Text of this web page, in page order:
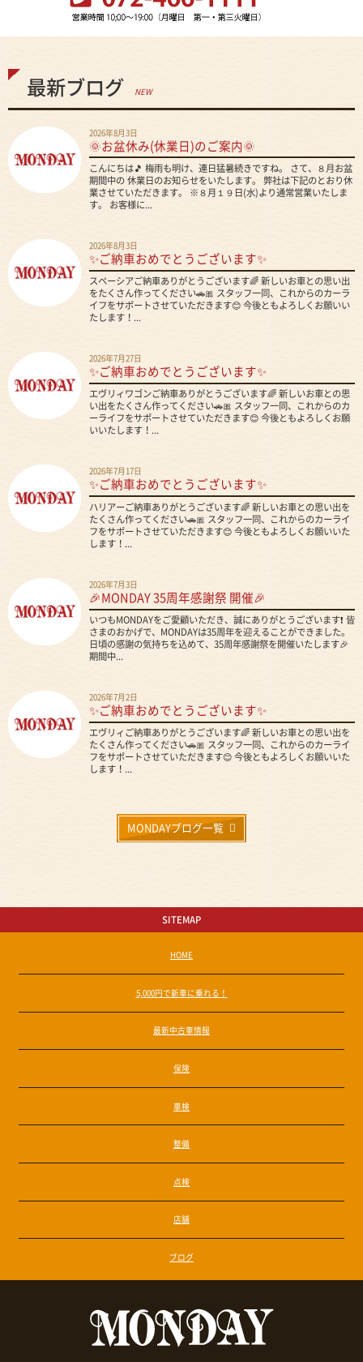
最新ブログ NEW
2026年8月3日
🌞お盆休み(休業日)のご案内🌞
こんにちは🎵 梅雨も明け、連日猛暑続きですね。 さて、８月お盆
期間中の 休業日のお知らせをいたします。 弊社は下記のとおり休
業させていただきます。 ※８月１９日(水)より通常営業いたしま
す。 お客様に...
2026年8月3日
✨ご納車おめでとうございます✨
スペーシアご納車ありがとうございます🌈 新しいお車との思い出
をたくさん作ってください🚗🎀 スタッフ一同、これからのカーラ
イフをサポートさせていただきます😊 今後ともよろしくお願いい
たします！...
2026年7月27日
✨ご納車おめでとうございます✨
エヴリィワゴンご納車ありがとうございます🌈 新しいお車との思
い出をたくさん作ってください🚗🎀 スタッフ一同、これからのカ
ーライフをサポートさせていただきます😊 今後ともよろしくお願
いいたします！...
2026年7月17日
✨ご納車おめでとうございます✨
ハリアーご納車ありがとうございます🌈 新しいお車との思い出を
たくさん作ってください🚗🎀 スタッフ一同、これからのカーライ
フをサポートさせていただきます😊 今後ともよろしくお願いいた
します！...
2026年7月3日
🎉MONDAY 35周年感謝祭 開催🎉
いつもMONDAYをご愛顧いただき、誠にありがとうございます❗ 皆
さまのおかげで、MONDAYは35周年を迎えることができました。
日頃の感謝の気持ちを込めて、35周年感謝祭を開催いたします🎉
期間中...
2026年7月2日
✨ご納車おめでとうございます✨
エヴリィご納車ありがとうございます🌈 新しいお車との思い出を
たくさん作ってください🚗🎀 スタッフ一同、これからのカーライ
フをサポートさせていただきます😊 今後ともよろしくお願いいた
します！...
MONDAYブログ一覧
SITEMAP
HOME
5,000円で新車に乗れる！
最新中古車情報
保険
車検
整備
点検
店舗
ブログ